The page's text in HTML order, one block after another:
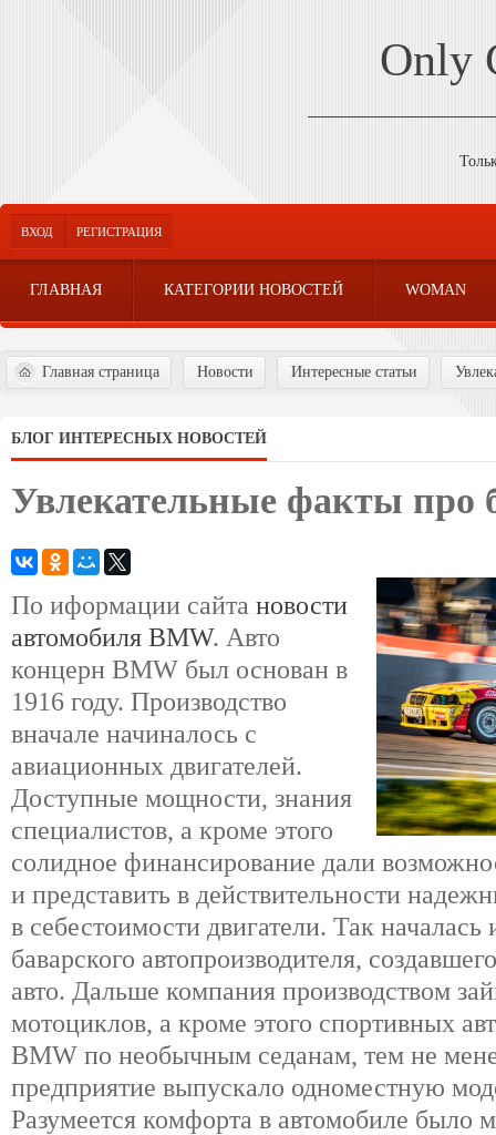
Only
ВХОД РЕГИСТРАЦИЯ
ГЛАВНАЯ КАТЕГОРИИ НОВОСТЕЙ WOMAN
Главная страница Новости Интересные статьи
БЛОГ ИНТЕРЕСНЫХ НОВОСТЕЙ
Увлекательные факты
По иформации сайта новости
автомобиля BMW. Авто
концерн BMW был основан в
1916 году. Производство
вначале начиналось с
авиационных двигателей.
Доступные мощности, знания
специалистов, а кроме этого
солидное финансирование дали
и представить в действительности
в себестоимости двигатели. Так началась
баварского автопроизводителя,
авто. Дальше компания производством
мотоциклов, а кроме этого спортивных
BMW по необычным седанам, тем не
предприятие выпускало одноместную
Разумеется комфорта в автомобиле было